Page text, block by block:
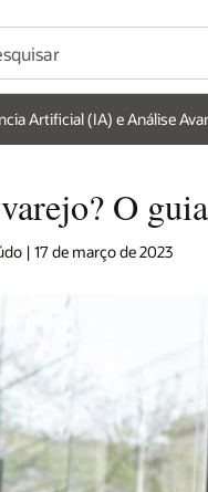
Artificial (IA) e Análise
O
| 17 de março de 2023